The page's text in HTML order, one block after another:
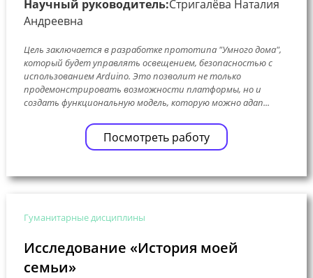
Научный руководитель:Стригалёва Наталия
Андреевна
Цель заключается в разработке прототипа "Умного дома",
который будет управлять освещением, безопасностью с
использованием Arduino. Это позволит не только
продемонстрировать возможности платформы, но и
создать функциональную модель, которую можно адап...
Посмотреть работу
Гуманитарные дисциплины
Исследование «История моей
семьи»